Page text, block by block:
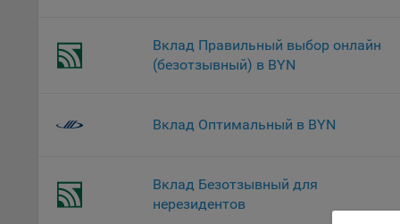
Вклад Правильный выбор онлайн
(безотзывный) в BYN
Вклад Оптимальный в BYN
Вклад Безотзывный для
нерезидентов